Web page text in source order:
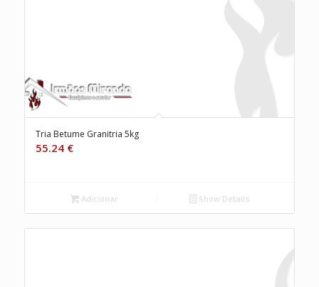
Tria Betume Granitria 5kg
55.24 €
Adicionar Show Details